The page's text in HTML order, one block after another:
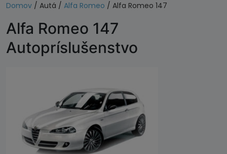
Domov / Autá / Alfa Romeo / Alfa Romeo 147
Alfa Romeo 147
Autopríslušenstvo